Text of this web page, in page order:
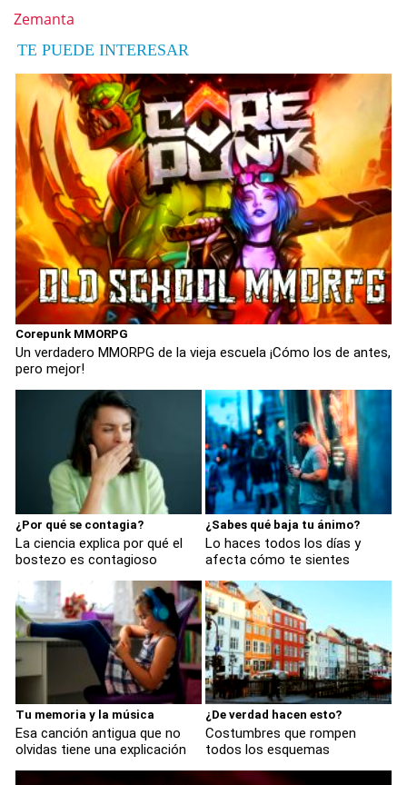
Zemanta
TE PUEDE INTERESAR
Corepunk MMORPG
Un verdadero MMORPG de la vieja escuela ¡Cómo los de antes,
pero mejor!
¿Por qué se contagia?
La ciencia explica por qué el
bostezo es contagioso
¿Sabes qué baja tu ánimo?
Lo haces todos los días y
afecta cómo te sientes
Tu memoria y la música
Esa canción antigua que no
olvidas tiene una explicación
¿De verdad hacen esto?
Costumbres que rompen
todos los esquemas